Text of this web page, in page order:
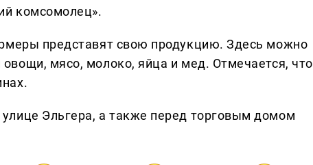
комсомолец».
представят свою продукцию. Здесь можно
мясо, молоко, яйца и мед. Отмечается, что
Эльгера, а также перед торговым домом